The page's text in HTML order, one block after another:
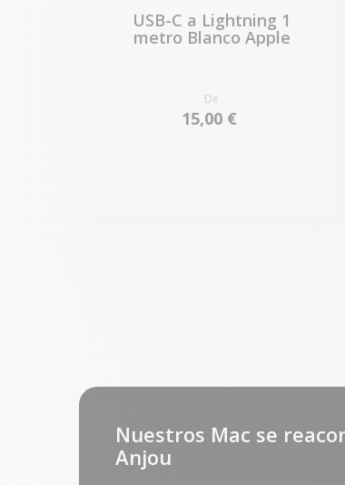
USB-C a Lightning 1
metro Blanco Apple
De
15,00 €
Nuestros Mac se
Anjou